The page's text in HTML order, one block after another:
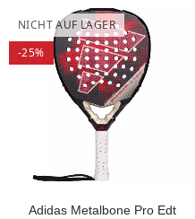
NICHT AUF LAGER
-25%
Adidas Metalbone Pro Edt